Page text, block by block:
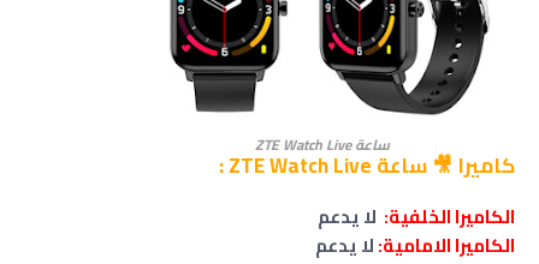
ساعة ZTE Watch Live
كاميرا 🎥 ساعة ZTE Watch Live :
الكاميرا الخلفية: لا يدعم
الكاميرا الامامية:لا يدعم